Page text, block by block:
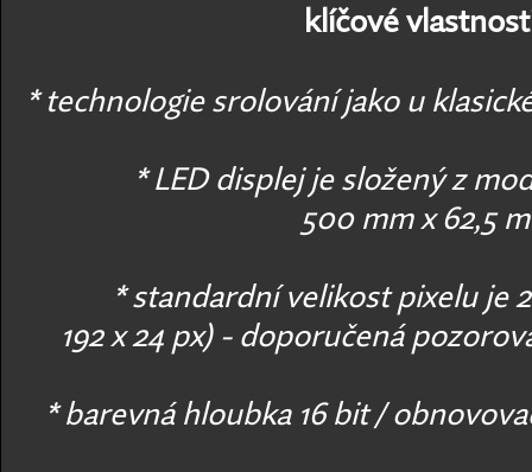
klíčové
* technologie srolování jako u
* LED displej je složený z
500 mm x 62,5
* standardní velikost pixelu je
192 x 24 px) -doporučená
* barevná hloubka 16 bit /